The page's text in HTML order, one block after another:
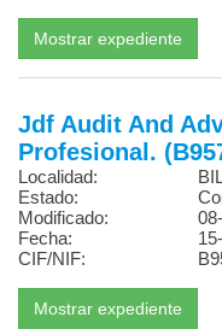
Jdf Audit And
Profesional.
Localidad:
Estado:
Modificado:
Fecha:
CIF/NIF: